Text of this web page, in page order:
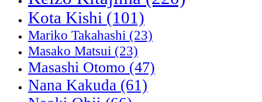
Kota Kishi (101)
Mariko Takahashi (23)
Masako Matsui (23)
Masashi Otomo (47)
Nana Kakuda (61)